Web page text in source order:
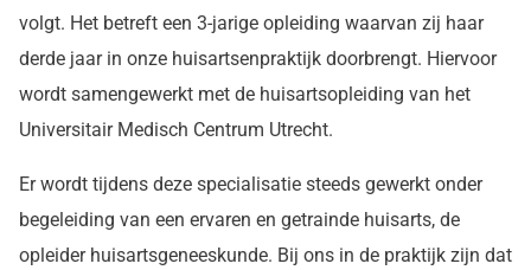
volgt. Het betreft een 3-jarige opleiding waarvan zij haar
derde jaar in onze huisartsenpraktijk doorbrengt. Hiervoor
wordt samengewerkt met de huisartsopleiding van het
Universitair Medisch Centrum Utrecht.
Er wordt tijdens deze specialisatie steeds gewerkt onder
begeleiding van een ervaren en getrainde huisarts, de
opleider huisartsgeneeskunde. Bij ons in de praktijk zijn dat